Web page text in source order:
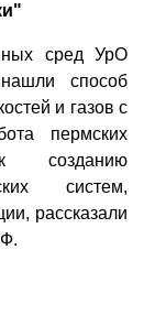
сред УрО
способ
и газов с
пермских
созданию
систем,
рассказали